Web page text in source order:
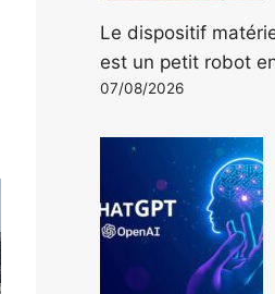
Le dispositif
est un petit robot
07/08/2026